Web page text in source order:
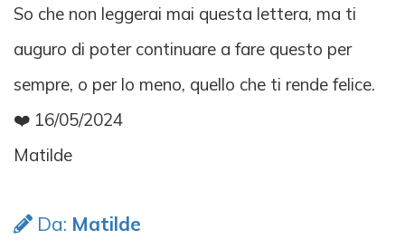
So che non leggerai mai questa lettera, ma ti
auguro di poter continuare a fare questo per
sempre, o per lo meno, quello che ti rende felice.
❤️ 16/05/2024
Matilde
Da: Matilde